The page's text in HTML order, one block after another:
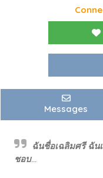
Messages
ฉันชื่อเฉลิมศรี ฉัน
ชอบ...